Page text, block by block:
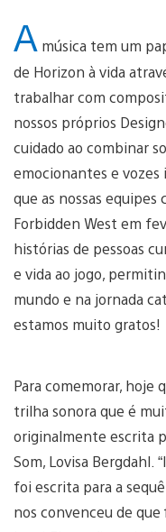
A música tem um
de Horizon à vida
trabalhar com
nossos próprios
cuidado ao combinar
emocionantes e vozes
que as nossas equipes
Forbidden West em
histórias de pessoas
e vida ao jogo,
mundo e na jornada
estamos muito gratos!
Para comemorar, hoje
trilha sonora que é
originalmente escrita
Som, Lovisa Bergdahl.
foi escrita para a
nos convenceu de